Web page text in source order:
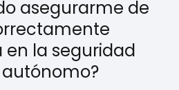
asegurarme de
la seguridad